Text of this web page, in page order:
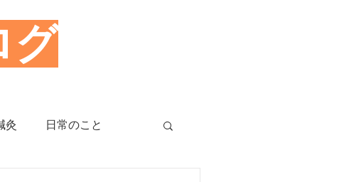
グ
灸 日常のこと